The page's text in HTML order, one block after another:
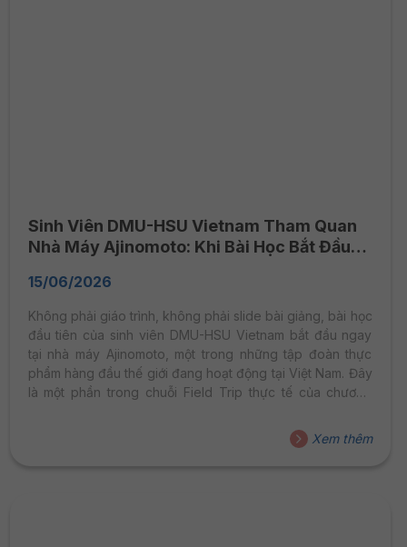
Sinh Viên DMU-HSU Vietnam Tham Quan
Nhà Máy Ajinomoto: Khi Bài Học Bắt Đầu
15/06/2026
Không phải giáo trình, không phải slide bài giảng, bài học
đầu tiên của sinh viên DMU-HSU Vietnam bắt đầu ngay
tại nhà máy Ajinomoto, một trong những tập đoàn thực
phẩm hàng đầu thế giới đang hoạt động tại Việt Nam. Đây
là một phần trong chuỗi Field Trip thực tế của chương
là trải nghiệm mà còn là cơ hội để sinh viên chạm tay vào
thực tiễn doanh nghiệp ngay từ năm nhất đại học. Bởi tại
Xem thêm